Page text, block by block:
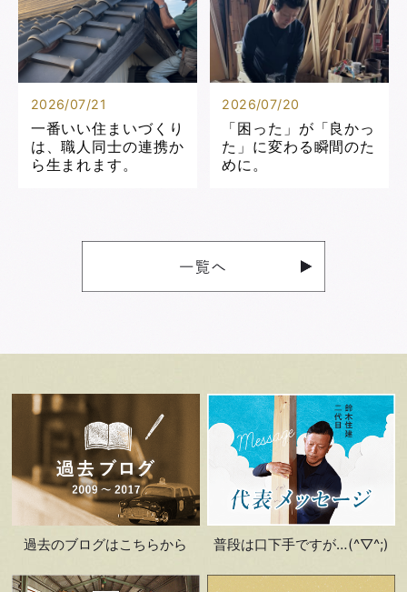
2026/07/21
一番いい住まいづくり
は、職人同士の連携か
ら生まれます。
2026/07/20
「困った」が「良かっ
た」に変わる瞬間のた
めに。
過去のブログはこちらから 普段は口下手ですが…(^▽^;)